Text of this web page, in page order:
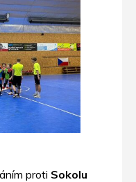
proti Sokolu